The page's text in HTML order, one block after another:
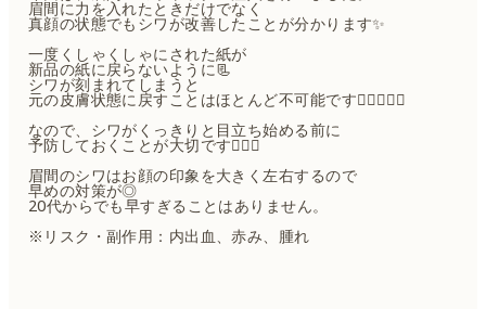
眉間に力を入れたときだけでなく
真顔の状態でもシワが改善したことが分かります✨
一度くしゃくしゃにされた紙が
新品の紙に戻らないように📃
シワが刻まれてしまうと
元の皮膚状態に戻すことはほとんど不可能です🙅🏻‍🙇🏻‍♀️
なので、シワがくっきりと目立ち始める前に
予防しておくことが大切です🙆🏻‍♀️
眉間のシワはお顔の印象を大きく左右するので
早めの対策が◎
20代からでも早すぎることはありません。
※リスク・副作用：内出血、赤み、腫れ